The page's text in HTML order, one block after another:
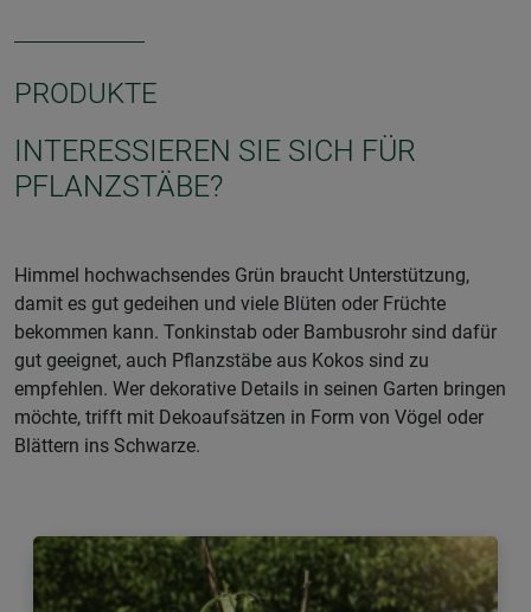
PRODUKTE
INTERESSIEREN SIE SICH FÜR
PFLANZSTÄBE?
Himmel hochwachsendes Grün braucht Unterstützung,
damit es gut gedeihen und viele Blüten oder Früchte
bekommen kann. Tonkinstab oder Bambusrohr sind dafür
gut geeignet, auch Pflanzstäbe aus Kokos sind zu
empfehlen. Wer dekorative Details in seinen Garten bringen
möchte, trifft mit Dekoaufsätzen in Form von Vögel oder
Blättern ins Schwarze.